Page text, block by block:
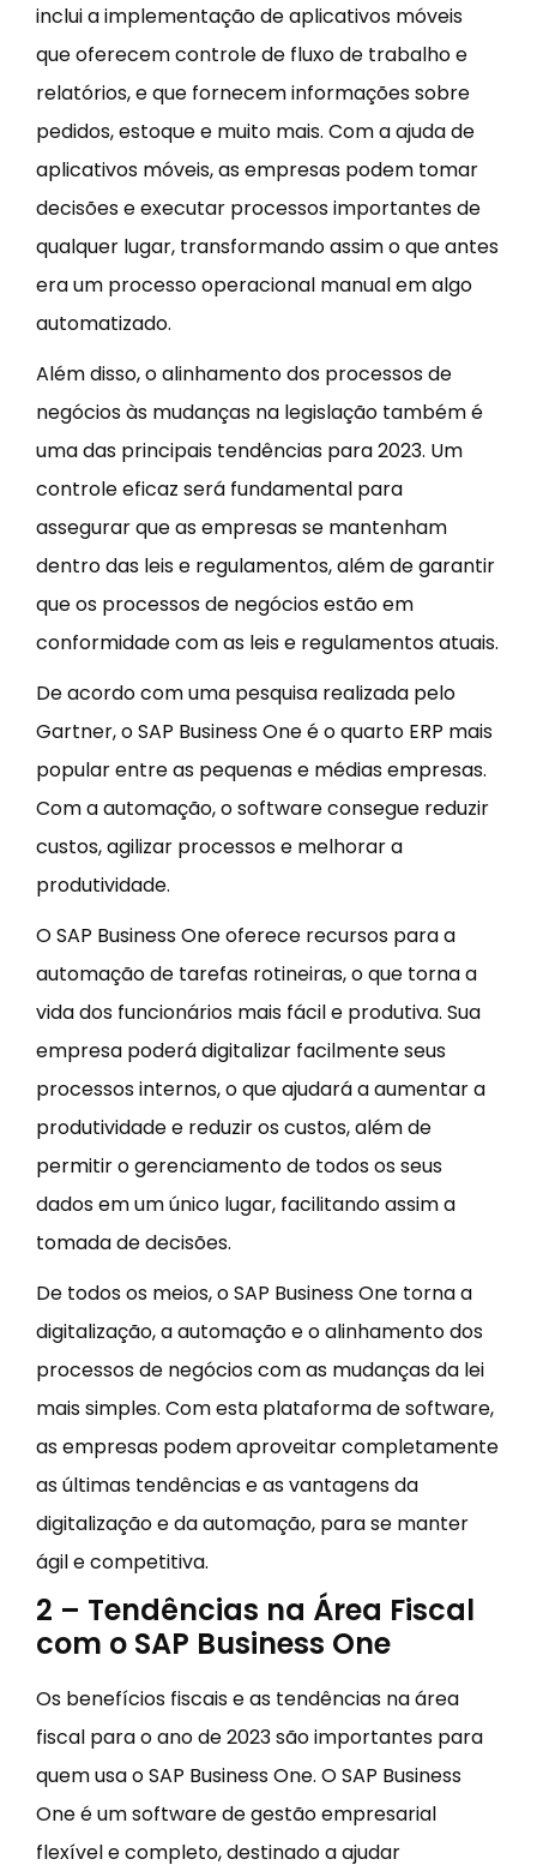
inclui a implementação de aplicativos móveis
que oferecem controle de fluxo de trabalho e
relatórios, e que fornecem informações sobre
pedidos, estoque e muito mais. Com a ajuda de
aplicativos móveis, as empresas podem tomar
decisões e executar processos importantes de
qualquer lugar, transformando assim o que antes
era um processo operacional manual em algo
automatizado.
Além disso, o alinhamento dos processos de
negócios às mudanças na legislação também é
uma das principais tendências para 2023. Um
controle eficaz será fundamental para
assegurar que as empresas se mantenham
dentro das leis e regulamentos, além de garantir
que os processos de negócios estão em
conformidade com as leis e regulamentos atuais.
De acordo com uma pesquisa realizada pelo
Gartner, o SAP Business One é o quarto ERP mais
popular entre as pequenas e médias empresas.
Com a automação, o software consegue reduzir
custos, agilizar processos e melhorar a
produtividade.
O SAP Business One oferece recursos para a
automação de tarefas rotineiras, o que torna a
vida dos funcionários mais fácil e produtiva. Sua
empresa poderá digitalizar facilmente seus
processos internos, o que ajudará a aumentar a
produtividade e reduzir os custos, além de
permitir o gerenciamento de todos os seus
dados em um único lugar, facilitando assim a
tomada de decisões.
De todos os meios, o SAP Business One torna a
digitalização, a automação e o alinhamento dos
processos de negócios com as mudanças da lei
mais simples. Com esta plataforma de software,
as empresas podem aproveitar completamente
as últimas tendências e as vantagens da
digitalização e da automação, para se manter
ágil e competitiva.
2 – Tendências na Área Fiscal
com o SAP Business One
Os benefícios fiscais e as tendências na área
fiscal para o ano de 2023 são importantes para
quem usa o SAP Business One. O SAP Business
One é um software de gestão empresarial
flexível e completo, destinado a ajudar